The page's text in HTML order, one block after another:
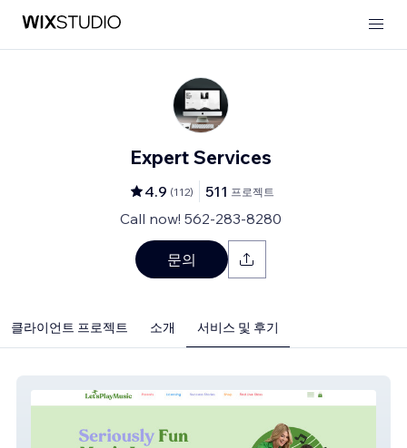
Expert Services
4.9 (112) 511 프로젝트
Call now! 562-283-8280
문의
클라이언트 프로젝트 소개 서비스 및 후기